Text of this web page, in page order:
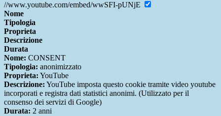
//www.youtube.com/embed/wwSFI-pUNjE
Nome
Tipologia
Proprieta
Descrizione
Durata
Nome: CONSENT
Tipologia: anonimizzato
Proprieta: YouTube
Descrizione: YouTube imposta questo cookie tramite video youtube
incorporati e registra dati statistici anonimi. (Utilizzato per il
consenso dei servizi di Google)
Durata: 2 anni